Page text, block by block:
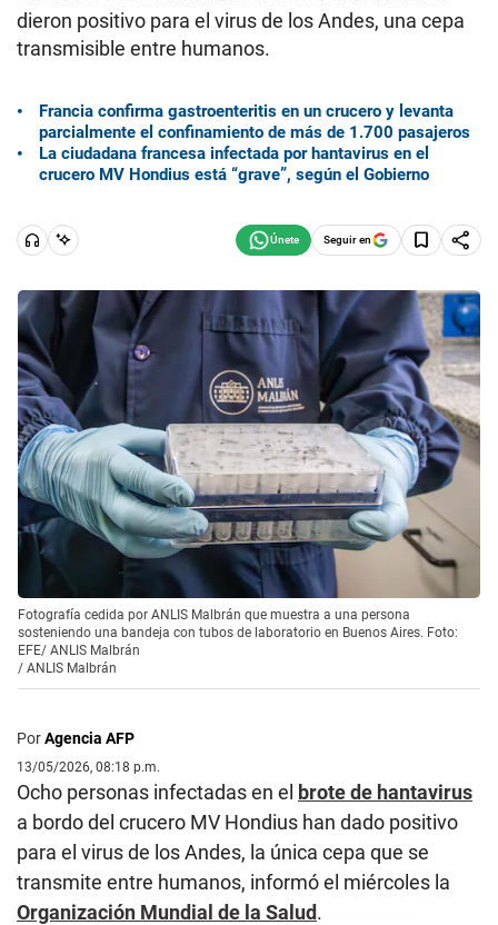
dieron positivo para el virus de los Andes, una cepa
transmisible entre humanos.
Francia confirma gastroenteritis en un crucero y levanta
parcialmente el confinamiento de más de 1.700 pasajeros
La ciudadana francesa infectada por hantavirus en el
crucero MV Hondius está “grave”, según el Gobierno
Seguir en
Fotografía cedida por ANLIS Malbrán que muestra a una persona
sosteniendo una bandeja con tubos de laboratorio en Buenos Aires. Foto:
EFE/ ANLIS Malbrán
/ ANLIS Malbrán
PorAgencia AFP
13/05/2026, 08:18 p.m.
Ocho personas infectadas en el brote de hantavirus
a bordo del crucero MV Hondius han dado positivo
para el virus de los Andes, la única cepa que se
transmite entre humanos, informó el miércoles la
Organización Mundial de la Salud.